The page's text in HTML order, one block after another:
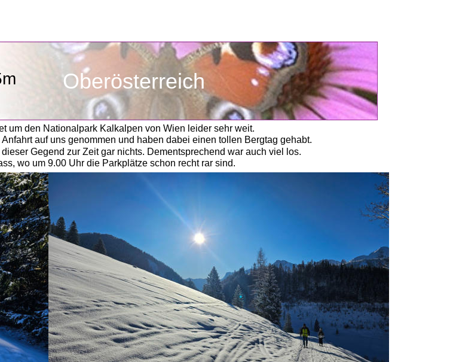
um den Nationalpark Kalkalpen von Wien leider sehr weit.
auf uns genommen und haben dabei einen tollen Bergtag gehabt.
Gegend zur Zeit gar nichts. Dementsprechend war auch viel los.
wo um 9.00 Uhr die Parkplätze schon recht rar sind.
Oberösterreich